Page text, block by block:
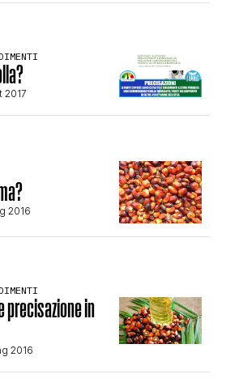
URBANE ED
NETWORK
2017
2016
precisazione in
2016